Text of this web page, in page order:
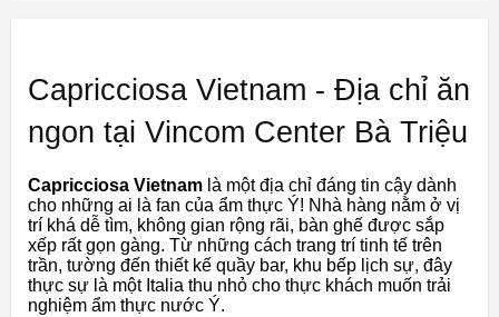
Capricciosa Vietnam - Địa chỉ ăn
ngon tại Vincom Center Bà Triệu
Capricciosa Vietnam là một địa chỉ đáng tin cậy dành
cho những ai là fan của ẩm thực Ý! Nhà hàng nằm ở vị
trí khá dễ tìm, không gian rộng rãi, bàn ghế được sắp
xếp rất gọn gàng. Từ những cách trang trí tinh tế trên
trần, tường đến thiết kế quầy bar, khu bếp lịch sự, đây
thực sự là một Italia thu nhỏ cho thực khách muốn trải
nghiệm ẩm thực nước Ý.